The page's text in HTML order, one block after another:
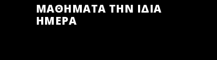
ΜΑΘΗΜΑΤΑ ΤΗΝ ΙΔΙΑ
ΗΜΕΡΑ